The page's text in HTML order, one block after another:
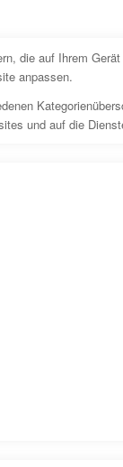
die auf Ihrem
anpassen.
und auf die